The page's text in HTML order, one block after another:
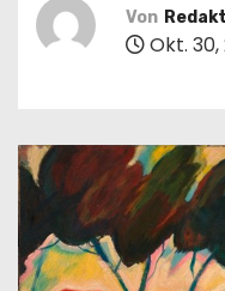
Von
Okt. 30,